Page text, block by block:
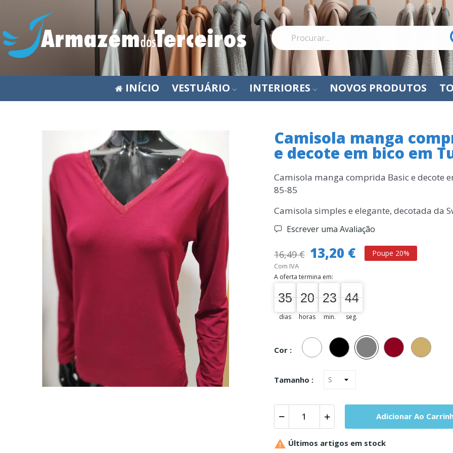
INÍCIO VESTUÁRIO INTERIORES NOVOS PRODUTOS
Camisola manga
e decote em bico em
Camisola manga comprida Basic e decote
85-85
Camisola simples e elegante, decotada da
Escrever uma Avaliação
16,49 € 13,20 € Poupe 20%
Com IVA
A oferta termina em:
35
35
00
dias
20
20
00
horas
23
23
00
min.
43
43
44
seg.
Cor :
Branco Preto Cinza BordeauxPele
Tamanho :
Adicionar Ao
 Últimos artigos em stock